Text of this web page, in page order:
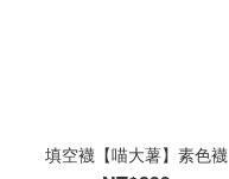
填空襪【喵大薯】素色襪